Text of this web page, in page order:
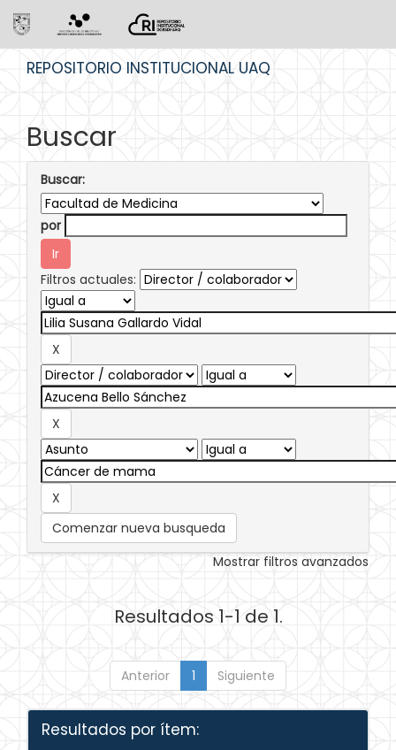
REPOSITORIO INSTITUCIONAL UAQ
Buscar
Buscar:
por
Filtros actuales:
Comenzar nueva busqueda
Mostrar filtros avanzados
Resultados 1-1 de 1.
Anterior 1 Siguiente
Resultados por ítem: